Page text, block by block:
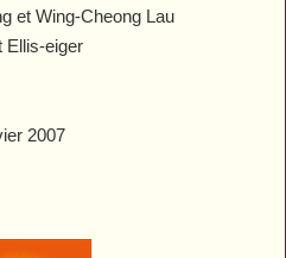
et Wing-Cheong Lau
Ellis-eiger
2007